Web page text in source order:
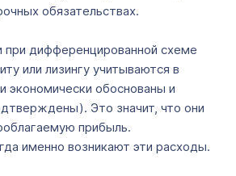
обязательствах.
при дифференцированной схеме
или лизингу учитываются в
экономически обоснованы и
Это значит, что они
прибыль.
именно возникают эти расходы.